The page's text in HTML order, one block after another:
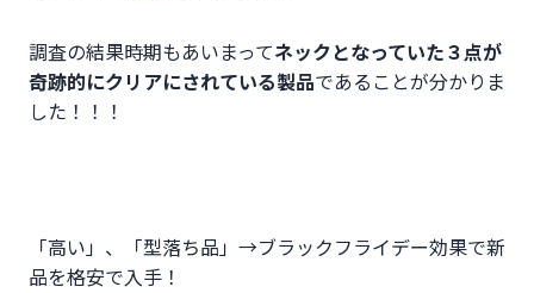
調査の結果時期もあいまってネックとなっていた３点が
奇跡的にクリアにされている製品であることが分かりま
した！！！
「高い」、「型落ち品」→ブラックフライデー効果で新
品を格安で入手！